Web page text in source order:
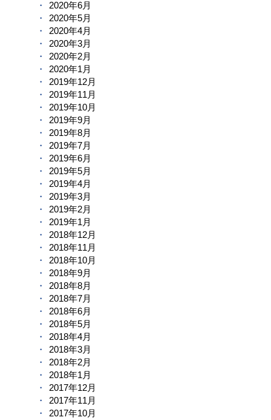
2020年6月
2020年5月
2020年4月
2020年3月
2020年2月
2020年1月
2019年12月
2019年11月
2019年10月
2019年9月
2019年8月
2019年7月
2019年6月
2019年5月
2019年4月
2019年3月
2019年2月
2019年1月
2018年12月
2018年11月
2018年10月
2018年9月
2018年8月
2018年7月
2018年6月
2018年5月
2018年4月
2018年3月
2018年2月
2018年1月
2017年12月
2017年11月
2017年10月